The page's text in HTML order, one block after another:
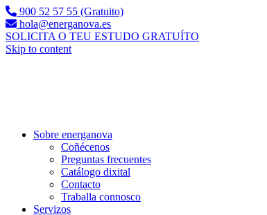
900 52 57 55 (Gratuito)
hola@energanova.es
SOLICITA O TEU ESTUDO GRATUÍTO
Skip to content
Sobre energanova
Coñécenos
Preguntas frecuentes
Catálogo dixital
Contacto
Traballa connosco
Servizos